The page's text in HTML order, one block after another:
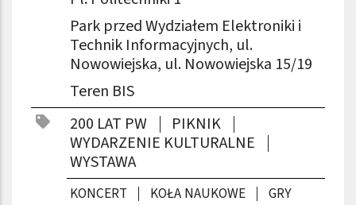
Park przed Wydziałem Elektroniki i
Technik Informacyjnych, ul.
Nowowiejska, ul. Nowowiejska 15/19
Teren BIS
200 LAT PW
PIKNIK
WYDARZENIE KULTURALNE
WYSTAWA
KONCERT KOŁA NAUKOWE GRY